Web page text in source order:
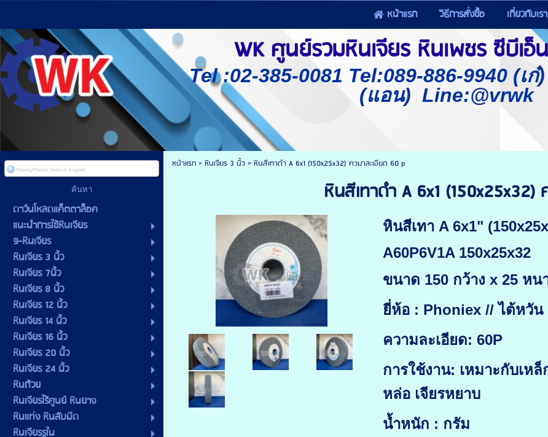
หน้าแรก วิธีการสั่งซื้อ เกี่ยวกับเรา
WK ศูนย์รวมหินเจียร หินเพชร ซีบีเอ็
Tel :02-385-0081 Tel:089-886-9940 (เก๋
(แอน) Line:@vrwk
ดาว์นโหลดแค็ตตาล็อค
แนะนำการใช้หินเจียร
9-หินเจียร
หินเจียร 3 นิ้ว
หินเจียร 7นิ้ว
หินเจียร 8 นิ้ว
หินเจียร 12 นิ้ว
หินเจียร 14 นิ้ว
หินเจียร 16 นิ้ว
หินเจียร 20 นิ้ว
หินเจียร 24 นิ้ว
หินถ้วย
หินเจียรไร้ศูนย์ หินยาง
หินแท่ง หินลับมีด
หินเจียรรูใน
หน้าแรก> หินเจียร 3 นิ้ว> หินสีเทาดำ A 6x1 (150x25x32) ควมาละเอียด 60 p
หินสีเทาดำ A 6x1 (150x25x32)
หินสีเทา A 6x1"
A60P6V1A 150x25x32
ขนาด 150 กว้าง x 25 หน
ยี่ห้อ : Phoniex // ไต้หวัน
ความละเอียด: 60P
การใช้งาน: เหมาะกับเห
หล่อ เจียรหยาบ
น้ำหนัก : กรัม